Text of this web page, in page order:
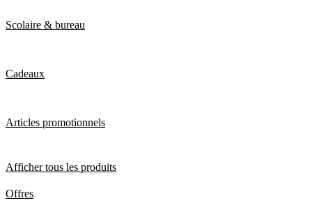
Scolaire & bureau
Cadeaux
Articles promotionnels
Afficher tous les produits
Offres